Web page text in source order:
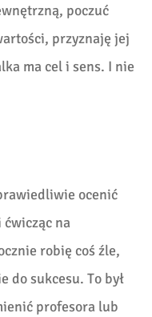
poczuć
przyznaję jej
ma cel i sens. I nie
ocenić
ćwicząc na
robię coś źle,
do sukcesu. To był
profesora lub